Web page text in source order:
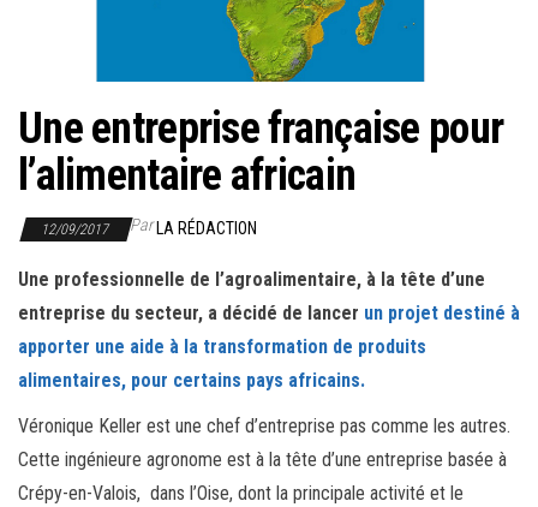
a
t
Une entreprise française pour
l’alimentaire africain
12/09/2017 ParLA RÉDACTION
Une professionnelle de l’agroalimentaire, à la tête d’une
entreprise du secteur, a décidé de lancer un projet destiné à
apporter une aide à la transformation de produits
alimentaires, pour certains pays africains.
Véronique Keller est une chef d’entreprise pas comme les autres.
Cette ingénieure agronome est à la tête d’une entreprise basée à
Crépy-en-Valois, dans l’Oise, dont la principale activité et le